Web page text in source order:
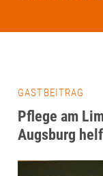
GASTBEITRAG
Pflege am
Augsburg